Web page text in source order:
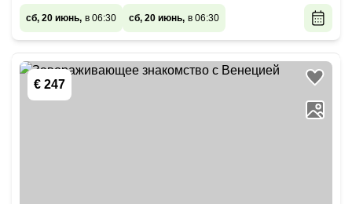
сб, 20 июнь, в 06:30 сб, 20 июнь, в 06:30
€ 247